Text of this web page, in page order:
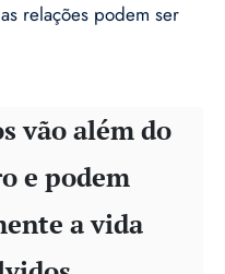
relações podem ser
vão além do
e podem
a vida